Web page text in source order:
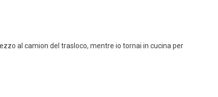
al camion del trasloco, mentre io tornai in cucina per